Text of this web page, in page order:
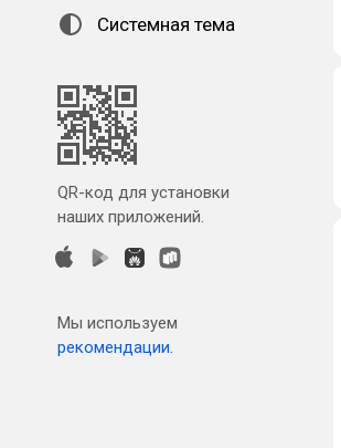
Системная тема
QR-код для установки
наших приложений.
Мы используем
рекомендации.